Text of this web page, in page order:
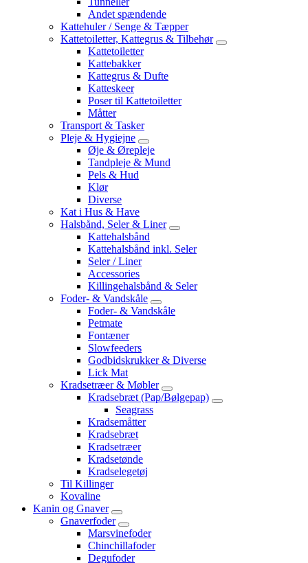
Andet spændende
Kattehuler / Senge & Tæpper
Kattetoiletter, Kattegrus & Tilbehør
Kattetoiletter
Kattebakker
Kattegrus & Dufte
Katteskeer
Poser til Kattetoiletter
Måtter
Transport & Tasker
Pleje & Hygiejne
Øje & Ørepleje
Tandpleje & Mund
Pels & Hud
Klør
Diverse
Kat i Hus & Have
Halsbånd, Seler & Liner
Kattehalsbånd
Kattehalsbånd inkl. Seler
Seler / Liner
Accessories
Killingehalsbånd & Seler
Foder- & Vandskåle
Foder- & Vandskåle
Petmate
Fontæner
Slowfeeders
Godbidskrukker & Diverse
Lick Mat
Kradsetræer & Møbler
Kradsebræt (Pap/Bølgepap)
Seagrass
Kradsemåtter
Kradsebræt
Kradsetræer
Kradsetønde
Kradselegetøj
Til Killinger
Kovaline
Kanin og Gnaver
Gnaverfoder
Marsvinefoder
Chinchillafoder
Degufoder